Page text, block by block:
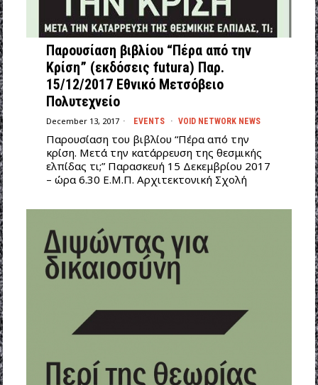
Παρουσίαση βιβλίου “Πέρα από την
Κρίση” (εκδόσεις futura) Παρ.
15/12/2017 Εθνικό Μετσόβειο
Πολυτεχνείο
December 13, 2017 EVENTS · VOID NETWORK NEWS
Παρουσίαση του βιβλίου “Πέρα από την
κρίση. Μετά την κατάρρευση της θεσμικής
ελπίδας τι;” Παρασκευή 15 Δεκεμβρίου 2017
– ώρα 6.30 Ε.Μ.Π. Αρχιτεκτονική Σχολή